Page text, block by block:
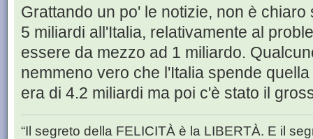
Grattando un po' le notizie, non è
5 miliardi all'Italia, relativamente al
essere da mezzo ad 1 miliardo.
nemmeno vero che l'Italia spende
era di 4.2 miliardi ma poi c'è stato il
“Il segreto della FELICITÀ è la LIBERTÀ. E il